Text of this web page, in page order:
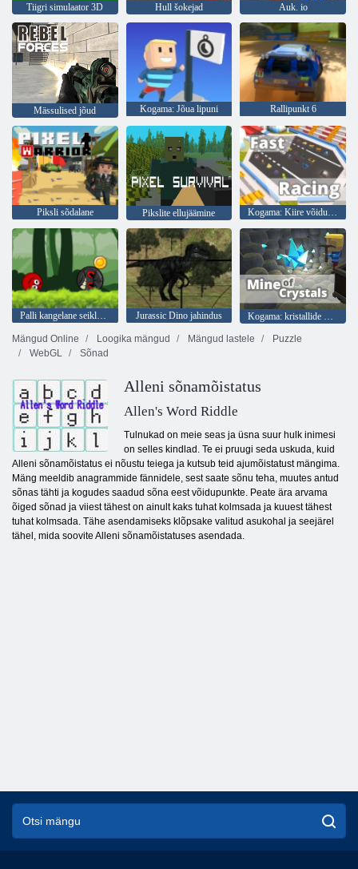
Tiigri simulaator 3D Hull šokejad Auk. io
Mässulised jõud Kogama: Jõua lipuni Rallipunkt 6
Piksli sõdalane Pikslite ellujäämine Kogama: Kiire võidusõit
Palli kangelane seiklus: punane põrgapall Jurassic Dino jahindus
Kogama: kristallide kaevandus
Mängud Online
Loogika mängud Mängud lastele
Puzzle
WebGL
Sõnad
Alleni sõnamõistatus
Allen's Word Riddle
Tulnukad on meie seas ja üsna suur hulk inimesi
on selles kindlad. Te ei pruugi seda uskuda, kuid
Alleni sõnamõistatus ei nõustu teiega ja kutsub teid ajumõistatust mängima.
Mäng meeldib anagrammide fännidele, sest saate sõnu teha, muutes antud
sõnas tähti ja kogudes saadud sõna eest võidupunkte. Peate ära arvama
õiged sõnad ja viiest tähest on ainult kaks tuhat kolmsada ja kuuest tähest
tuhat kolmsada. Tähe asendamiseks klõpsake valitud asukohal ja seejärel
tähel, mida soovite Alleni sõnamõistatuses asendada.